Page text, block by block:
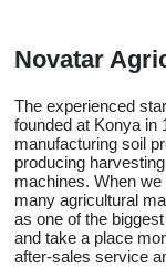
Novatar
The experienced
founded at Konya in
manufacturing soil
producing
machines. When
many agricultural
as one of the
and take a place
after-sales service